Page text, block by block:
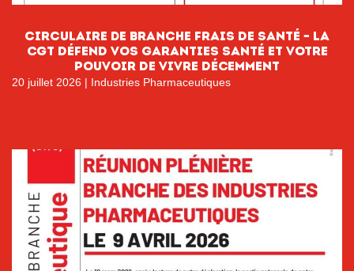
circulaire de branche FRAIS DE SANTÉ – LA
CGT DÉFEND VOS GARANTIES SANTÉ ET VOTRE
POUVOIR DE VIVRE DÉCEMMENT
20 juillet 2026 | Industries Pharmaceutiques